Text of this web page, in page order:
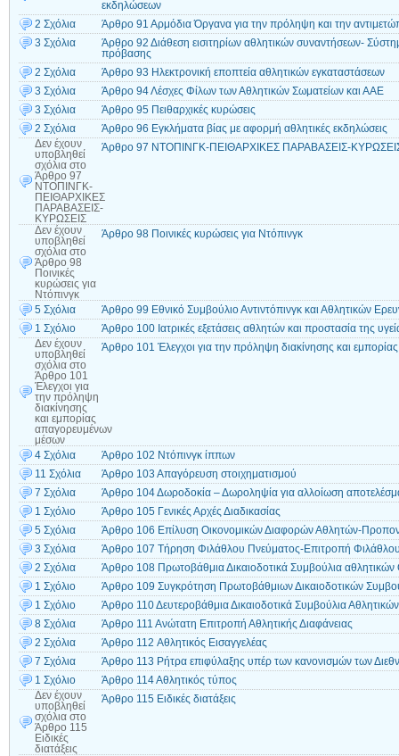
εκδηλώσεων
2 Σχόλια
Άρθρο 91 Αρμόδια Όργανα για την πρόληψη και την
3 Σχόλια
Άρθρο 92 Διάθεση εισιτηρίων αθλητικών συναντήσεων-
πρόβασης
2 Σχόλια
Άρθρο 93 Ηλεκτρονική εποπτεία αθλητικών εγκαταστάσεων
3 Σχόλια
Άρθρο 94 Λέσχες Φίλων των Αθλητικών Σωματείων και ΑΑΕ
3 Σχόλια
Άρθρο 95 Πειθαρχικές κυρώσεις
2 Σχόλια
Άρθρο 96 Εγκλήματα βίας με αφορμή αθλητικές εκδηλώσεις
Δεν έχουν
υποβληθεί
σχόλια στο
Άρθρο 97
ΝΤΟΠΙΝΓΚ-
ΠΕΙΘΑΡΧΙΚΕΣ
ΠΑΡΑΒΑΣΕΙΣ-
ΚΥΡΩΣΕΙΣ
Άρθρο 97 ΝΤΟΠΙΝΓΚ-ΠΕΙΘΑΡΧΙΚΕΣ ΠΑΡΑΒΑΣΕΙΣ-
Δεν έχουν
υποβληθεί
σχόλια στο
Άρθρο 98
Ποινικές
κυρώσεις για
Ντόπινγκ
Άρθρο 98 Ποινικές κυρώσεις για Ντόπινγκ
5 Σχόλια
Άρθρο 99 Εθνικό Συμβούλιο Αντιντόπινγκ και Αθλητικών
1 Σχόλιο
Άρθρο 100 Ιατρικές εξετάσεις αθλητών και προστασία της
Δεν έχουν
υποβληθεί
σχόλια στο
Άρθρο 101
Έλεγχοι για
την πρόληψη
διακίνησης
και εμπορίας
απαγορευμένων
μέσων
Άρθρο 101 Έλεγχοι για την πρόληψη διακίνησης και
4 Σχόλια
Άρθρο 102 Ντόπινγκ ίππων
11 Σχόλια
Άρθρο 103 Απαγόρευση στοιχηματισμού
7 Σχόλια
Άρθρο 104 Δωροδοκία – Δωροληψία για αλλοίωση
1 Σχόλιο
Άρθρο 105 Γενικές Αρχές Διαδικασίας
5 Σχόλια
Άρθρο 106 Επίλυση Οικονομικών Διαφορών Αθλητών-
3 Σχόλια
Άρθρο 107 Τήρηση Φιλάθλου Πνεύματος-Επιτροπή
2 Σχόλια
Άρθρο 108 Πρωτοβάθμια Δικαιοδοτικά Συμβούλια
1 Σχόλιο
Άρθρο 109 Συγκρότηση Πρωτοβάθμιων Δικαιοδοτικών
1 Σχόλιο
Άρθρο 110 Δευτεροβάθμια Δικαιοδοτικά Συμβούλια
8 Σχόλια
Άρθρο 111 Ανώτατη Επιτροπή Αθλητικής Διαφάνειας
2 Σχόλια
Άρθρο 112 Aθλητικός Eισαγγελέας
7 Σχόλια
Άρθρο 113 Ρήτρα επιφύλαξης υπέρ των κανονισμών των
1 Σχόλιο
Άρθρο 114 Αθλητικός τύπος
Δεν έχουν
υποβληθεί
σχόλια στο
Άρθρο 115
Ειδικές
διατάξεις
Άρθρο 115 Ειδικές διατάξεις